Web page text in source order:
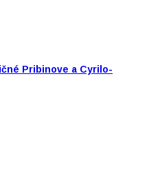
Pribinove a Cyrilo-